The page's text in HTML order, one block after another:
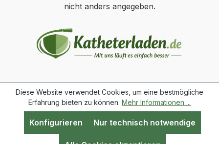
nicht anders angegeben.
Werkzeugleiste anzeigen
Diese Website verwendet Cookies, um eine bestmögliche
Erfahrung bieten zu können. Mehr Informationen ...
Nur technisch notwendige
Konfigurieren